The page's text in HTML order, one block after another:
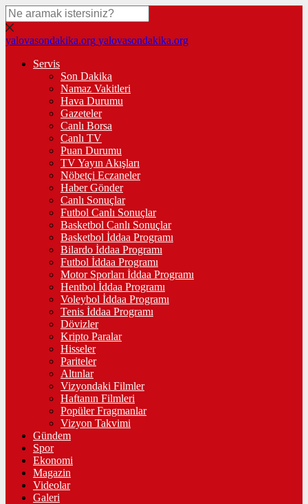
yalovasondakika.org yalovasondakika.org
Servis
Son Dakika
Namaz Vakitleri
Hava Durumu
Gazeteler
Canlı Borsa
Canlı TV
Puan Durumu
TV Yayın Akışları
Nöbetçi Eczaneler
Haber Gönder
Canlı Sonuçlar
Futbol Canlı Sonuçlar
Basketbol Canlı Sonuçlar
Basketbol İddaa Programı
Bilardo İddaa Programı
Futbol İddaa Programı
Motor Sporları İddaa Programı
Hentbol İddaa Programı
Voleybol İddaa Programı
Tenis İddaa Programı
Dövizler
Kripto Paralar
Hisseler
Pariteler
Altınlar
Vizyondaki Filmler
Haftanın Filmleri
Popüler Fragmanlar
Vizyon Takvimi
Gündem
Spor
Ekonomi
Magazin
Videolar
Galeri